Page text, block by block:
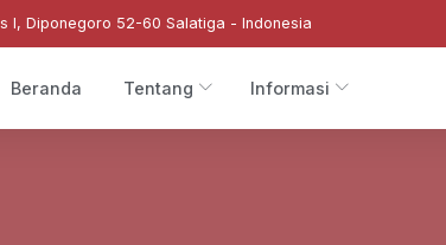
I, Diponegoro 52-60 Salatiga - Indonesia
Beranda Tentang Informasi